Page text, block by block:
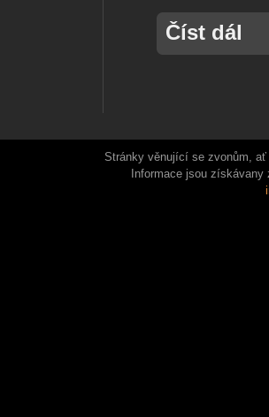
Číst dál
Stránky věnující se zvonům,
Informace jsou